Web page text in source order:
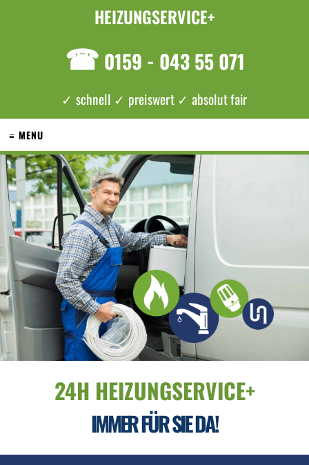
HEIZUNGSERVICE+
☎ 0159 - 043 55 071
✓ schnell ✓ preiswert ✓ absolut fair
≡ MENU
24H HEIZUNGSERVICE+
IMMER FÜR SIE DA!